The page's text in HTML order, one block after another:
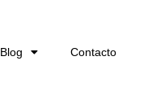
Blog Contacto